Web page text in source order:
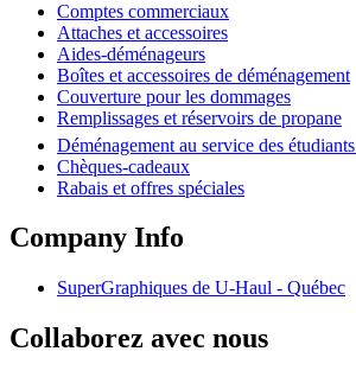
Comptes commerciaux
Attaches et accessoires
Aides-déménageurs
Boîtes et accessoires de déménagement
Couverture pour les dommages
Remplissages et réservoirs de propane
Déménagement au service des
Chèques-cadeaux
Rabais et offres spéciales
Company Info
SuperGraphiques de U-Haul - Québec
Collaborez avec nous